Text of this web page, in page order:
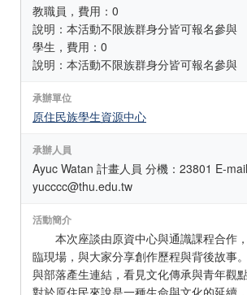
教職員，費用：0
說明：本活動不限族群身分皆可報名參與
學生，費用：0
說明：本活動不限族群身分皆可報名參與
承辦單位
原住民族學生資源中心
承辦人員
Ayuc Watan 計畫人員 分機：23801 E-mail
yucccc@thu.edu.tw
活動簡介
本次座談由原資中心與通識課程合作
臨現場，與大家分享創作歷程與背後故事
與部落產生連結，看見文化傳承與青年觀
對於原住民來說是一種生命與文化的延續